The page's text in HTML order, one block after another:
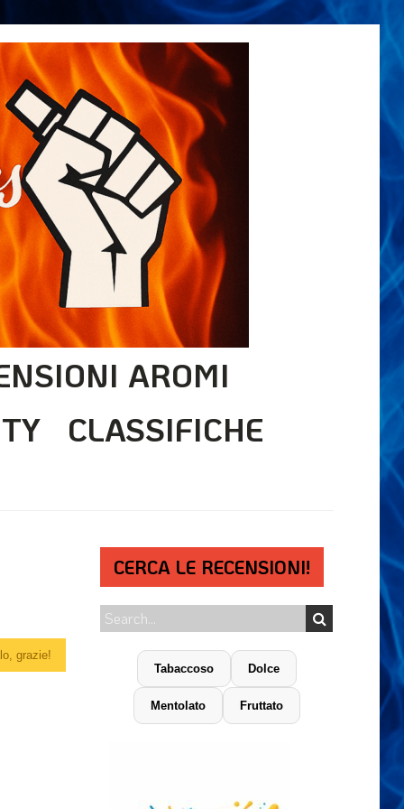
AROMI
CLASSIFICHE
grazie!
CERCA LE RECENSIONI!
Tabaccoso Dolce
Mentolato Fruttato